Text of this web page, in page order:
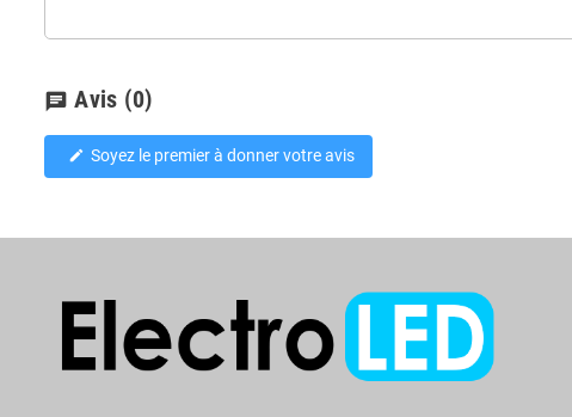
chat Avis (0)
edit Soyez le premier à donner votre avis